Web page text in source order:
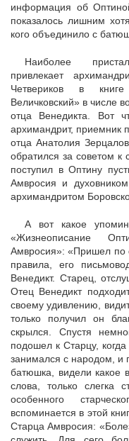
информация об
показалось лишним
кого объединило с
Наиболее
привлекает
Четвериков в
Величковский» в числе
отца Венедикта. Вот
архимандрит, приемник
отца Анатолия
обратился за советом
поступил в Оптину
Амвросия и
архимандритом
А вот какое
«Жизнеописание
Амвросия»: «Пришел по
правила, его
Венедикт. Старец,
Отец Венедикт
своему удивлению,
только получил он
скрылся. Спустя
подошел к Старцу,
занимался с народом, и
батюшка, видели какое
слова, только слегка
особенного
вспоминается в этой
Старца Амвросия: